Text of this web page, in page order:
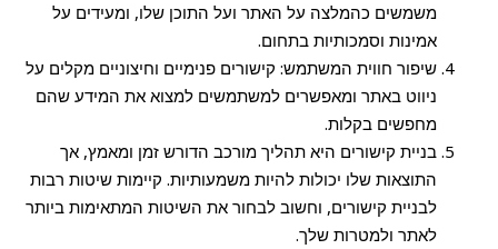
משמשים כהמלצה על האתר ועל התוכן שלו, ומעידים על
אמינות וסמכותיות בתחום.
שיפור חווית המשתמש: קישורים פנימיים וחיצוניים מקלים על
ניווט באתר ומאפשרים למשתמשים למצוא את המידע שהם
מחפשים בקלות.
בניית קישורים היא תהליך מורכב הדורש זמן ומאמץ, אך
התוצאות שלו יכולות להיות משמעותיות. קיימות שיטות רבות
לבניית קישורים, וחשוב לבחור את השיטות המתאימות ביותר
לאתר ולמטרות שלך.